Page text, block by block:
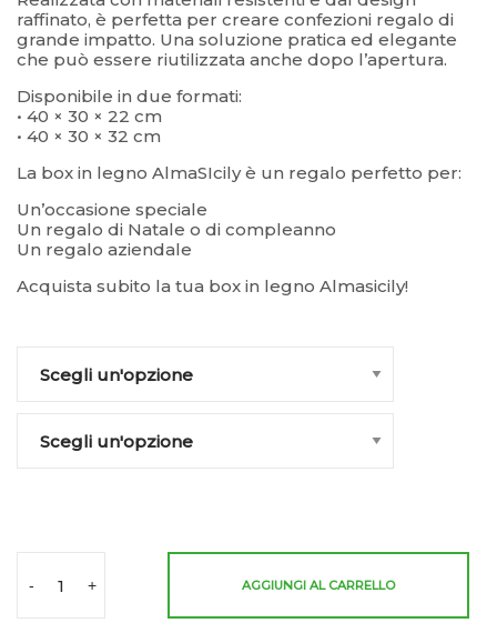
raffinato, è perfetta per creare confezioni regalo di
grande impatto. Una soluzione pratica ed elegante
che può essere riutilizzata anche dopo l’apertura.
Disponibile in due formati:
• 40 × 30 × 22 cm
• 40 × 30 × 32 cm
La box in legno AlmaSIcily è un regalo perfetto per:
Un’occasione speciale
Un regalo di Natale o di compleanno
Un regalo aziendale
Acquista subito la tua box in legno Almasicily!
- + AGGIUNGI AL CARRELLO